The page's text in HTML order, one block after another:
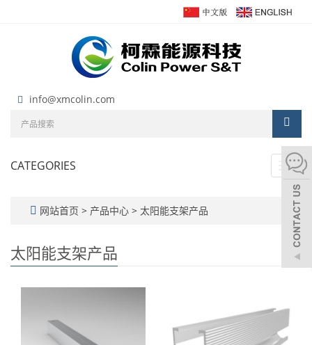
info@xmcolin.com
CATEGORIES
网站首页 > 产品中心 > 太阳能支架产品
太阳能支架产品